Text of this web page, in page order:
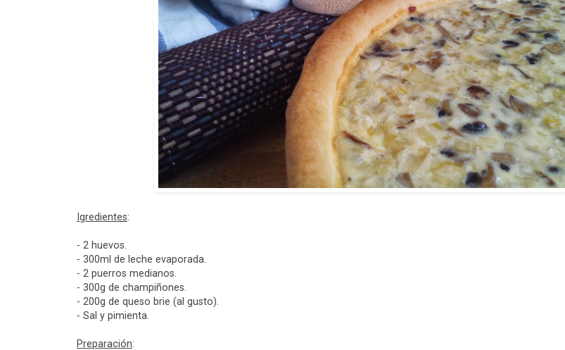
Igredientes:
- 2 huevos.
- 300ml de leche evaporada.
- 2 puerros medianos.
- 300g de champiñones.
- 200g de queso brie (al gusto).
- Sal y pimienta.
Preparación: